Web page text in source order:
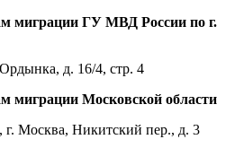
миграции ГУ МВД России по г.
д. 16/4, стр. 4
миграции Московской области
г. Москва, Никитский пер., д. 3